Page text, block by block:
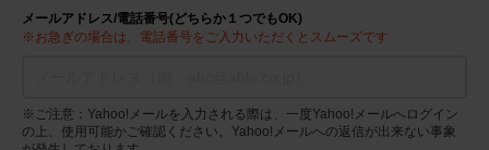
メールアドレス/電話番号(どちらか１つでもOK)
※お急ぎの場合は、電話番号をご入力いただくとスムーズです
※ご注意：Yahoo!メールを入力される際は、一度Yahoo!メールへログイン
の上、使用可能かご確認ください。Yahoo!メールへの返信が出来ない事象